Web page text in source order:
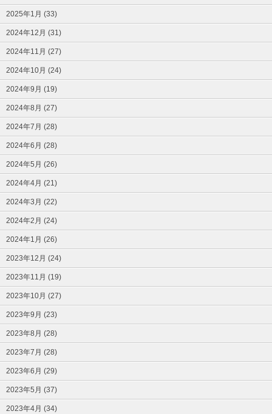
2025年1月 (33)
2024年12月 (31)
2024年11月 (27)
2024年10月 (24)
2024年9月 (19)
2024年8月 (27)
2024年7月 (28)
2024年6月 (28)
2024年5月 (26)
2024年4月 (21)
2024年3月 (22)
2024年2月 (24)
2024年1月 (26)
2023年12月 (24)
2023年11月 (19)
2023年10月 (27)
2023年9月 (23)
2023年8月 (28)
2023年7月 (28)
2023年6月 (29)
2023年5月 (37)
2023年4月 (34)